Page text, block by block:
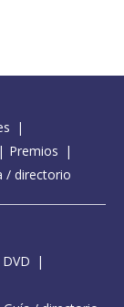
Premios
/ directorio
DVD